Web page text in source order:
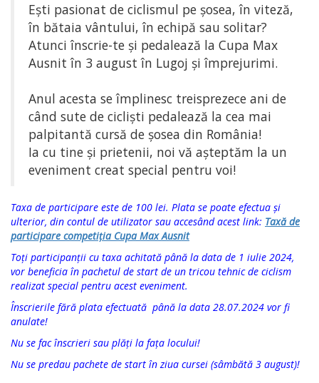
Ești pasionat de ciclismul pe șosea, în viteză,
în bătaia vântului, în echipă sau solitar?
Atunci înscrie-te și pedalează la Cupa Max
Ausnit în 3 august în Lugoj și împrejurimi.
Anul acesta se împlinesc treisprezece ani de
când sute de cicliști pedalează la cea mai
palpitantă cursă de șosea din România!
Ia cu tine și prietenii, noi vă așteptăm la un
eveniment creat special pentru voi!
Taxa de participare este de 100 lei. Plata se poate efectua și
ulterior, din contul de utilizator sau accesând acest link: Taxă de
participare competiția Cupa Max Ausnit
Toți participanții cu taxa achitată până la data de 1 iulie 2024,
vor beneficia în pachetul de start de un tricou tehnic de ciclism
realizat special pentru acest eveniment.
Înscrierile fără plata efectuată până la data 28.07.2024 vor fi
anulate!
Nu se fac înscrieri sau plăți la fața locului!
Nu se predau pachete de start în ziua cursei (sâmbătă 3 august)!